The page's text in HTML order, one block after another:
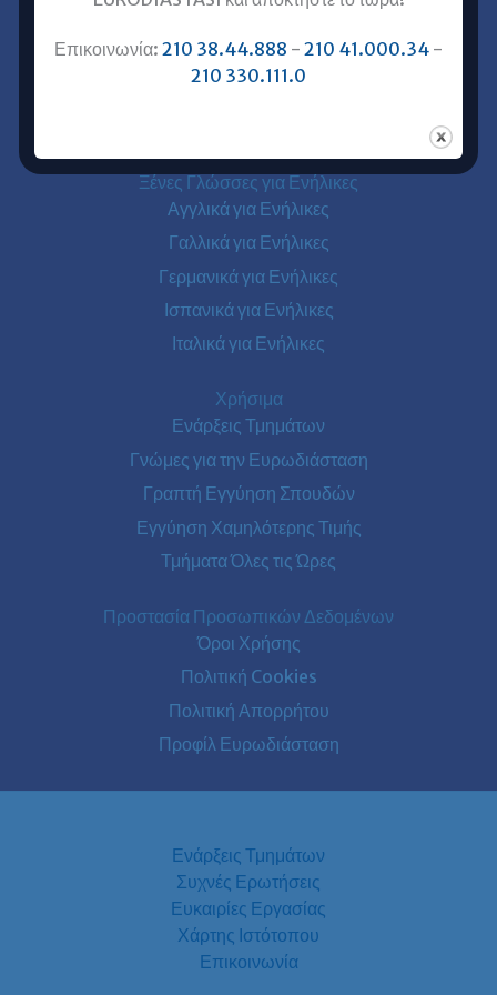
Ευρωδιάσταση Online Μαθήματα
Ξένες Γλώσσες για Ενήλικες
Αγγλικά για Ενήλικες
Γαλλικά για Ενήλικες
Γερμανικά για Ενήλικες
Ισπανικά για Ενήλικες
Ιταλικά για Ενήλικες
Χρήσιμα
Ενάρξεις Τμημάτων
Γνώμες για την Ευρωδιάσταση
Γραπτή Εγγύηση Σπουδών
Εγγύηση Χαμηλότερης Τιμής
Τμήματα Όλες τις Ώρες
Προστασία Προσωπικών Δεδομένων
Όροι Χρήσης
Πολιτική Cookies
Πολιτική Απορρήτου
Προφίλ Ευρωδιάσταση
Ενάρξεις Τμημάτων
Συχνές Ερωτήσεις
Ευκαιρίες Εργασίας
Χάρτης Ιστότοπου
Επικοινωνία
Επικοινωνία: 210 38.44.888 - 210 41.000.34 -
210 330.111.0